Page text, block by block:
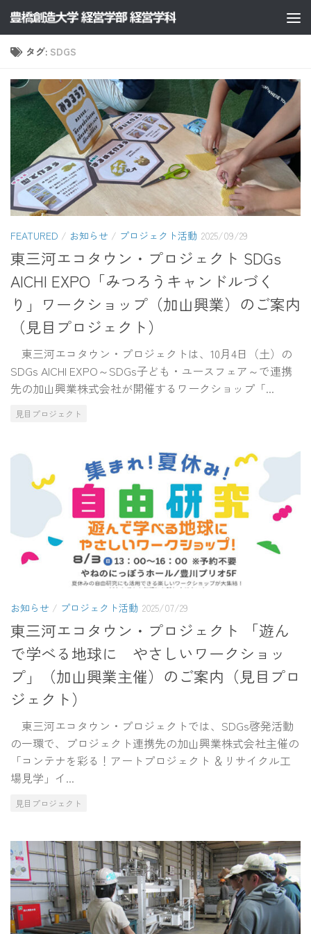
コンテンツへスキップ
タグ: SDGS
FEATURED / お知らせ / プロジェクト活動 2025/09/29
東三河エコタウン・プロジェクト SDGs
AICHI EXPO「みつろうキャンドルづく
り」ワークショップ（加山興業）のご案内
（見目プロジェクト）
東三河エコタウン・プロジェクトは、10月4日（土）の
SDGs AICHI EXPO～SDGs子ども・ユースフェア～で連携
先の加山興業株式会社が開催するワークショップ「...
見目プロジェクト
お知らせ / プロジェクト活動 2025/07/29
東三河エコタウン・プロジェクト 「遊ん
で学べる地球に やさしいワークショッ
プ」（加山興業主催）のご案内（見目プロ
ジェクト）
東三河エコタウン・プロジェクトでは、SDGs啓発活動
の一環で、プロジェクト連携先の加山興業株式会社主催の
「コンテナを彩る！アートプロジェクト ＆リサイクル工
場見学」イ...
見目プロジェクト